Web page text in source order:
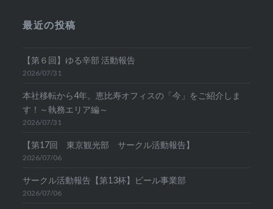
ョ
最近の投稿
【第６回】ゆる辛部 活動報告
2026/07/31
本社移転から4年。恵比寿オフィスの「今」をご紹介しま
す！～執務エリア編～
2026/07/31
【第17回 東京観光部 サークル活動報告】
2026/07/06
サークル活動報告【第13杯】ビール事業部
2026/07/06